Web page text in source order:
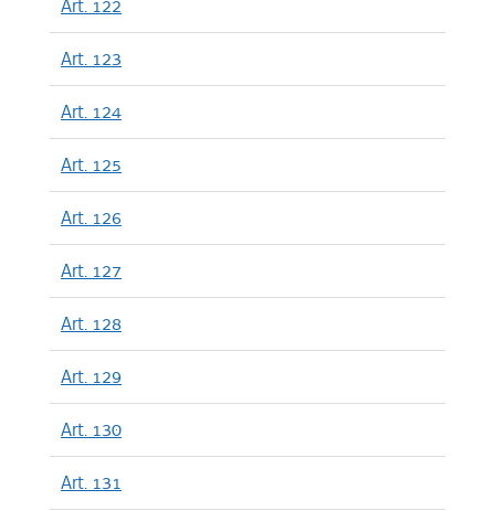
Art. 122
Art. 123
Art. 124
Art. 125
Art. 126
Art. 127
Art. 128
Art. 129
Art. 130
Art. 131